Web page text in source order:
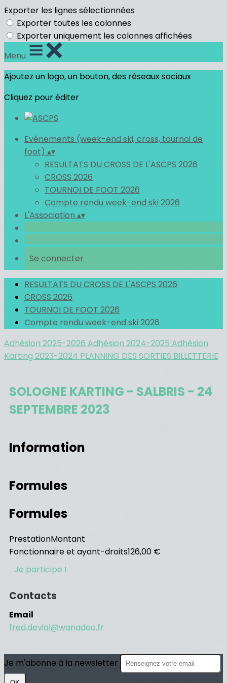
Exporter les lignes sélectionnées
Exporter toutes les colonnes
Exporter uniquement les colonnes affichées
Menu
Ajoutez un logo, un bouton, des réseaux sociaux
Cliquez pour éditer
Evénements (week-end ski, cross, tournoi de
foot) ▴▾
RESULTATS DU CROSS DE L'ASCPS 2026
CROSS 2026
TOURNOI DE FOOT 2026
Compte rendu week-end ski 2026
L'Association ▴▾
Se connecter
RESULTATS DU CROSS DE L'ASCPS 2026
CROSS 2026
TOURNOI DE FOOT 2026
Compte rendu week-end ski 2026
Adhésion 2025-2026 Adhésion 2024-2025 Adhésion
Karting 2023-2024 PLANNING DES SORTIES BILLETTERIE
SOLOGNE KARTING - SALBRIS - 24
SEPTEMBRE 2023
Information
Formules
Formules
PrestationMontant
Fonctionnaire et ayant-droits126,00 €
Je participe !
Contacts
Email
fred.devial@wanadoo.fr
Je m'abonne à la newsletter